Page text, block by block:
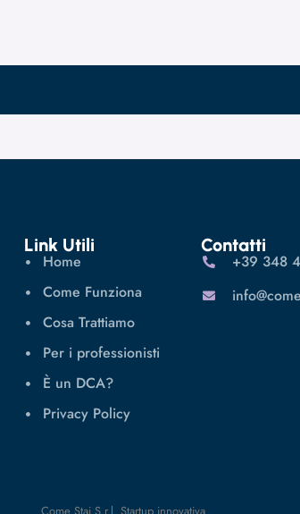
Link Utili
Home
Come Funziona
Cosa Trattiamo
Per i professionisti
È un DCA?
Privacy Policy
Contatti
‪+39 348
Come Stai S.r.l. Startup innovativa